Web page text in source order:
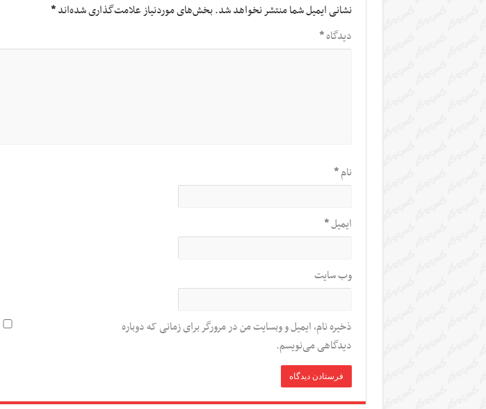
نشانی ایمیل شما منتشر نخواهد شد.بخش‌های موردنیاز علامت‌گذاری شده‌اند*
دیدگاه*
نام*
ایمیل*
وب‌ سایت
ذخیره نام، ایمیل و وبسایت من در مرورگر برای زمانی که دوباره
دیدگاهی می‌نویسم.